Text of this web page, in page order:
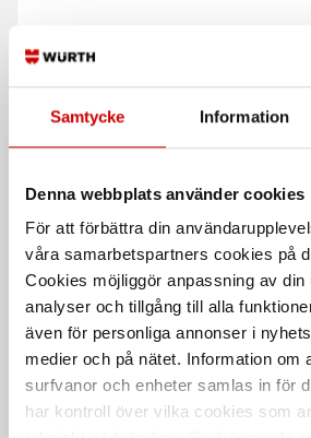
Samtycke Information
Denna webbplats använder cookies
För att förbättra din
våra samarbetspartners cookies på
Cookies möjliggör anpassning av din
analyser och tillgång till alla
även för personliga annonser i
medier och på nätet. Information om
surfvanor och enheter samlas in för
har kontroll över vilka cookies som
Universal Pressplatta
Hjullagerverktyg